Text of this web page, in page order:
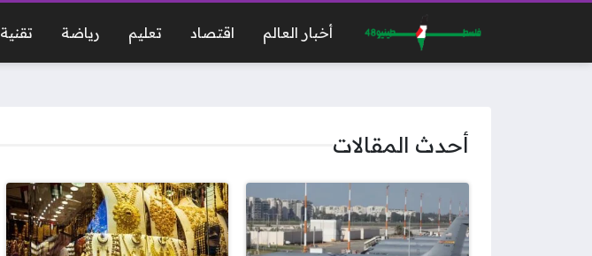
أخبار العالم اقتصاد تعليم رياضة تقنية
أحدث المقالات